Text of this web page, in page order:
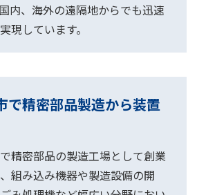
内、海外の遠隔地からでも迅速
現しています。
で精密部品製造から装置
精密部品の製造工場として創業
組み込み機器や製造設備の開